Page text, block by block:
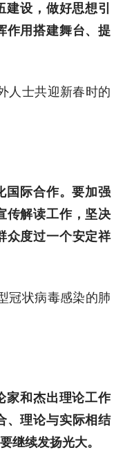
设，做好思想引
作用搭建舞台、提
人士共迎新春时的
国际合作。要加强
传解读工作，坚决
众度过一个安定祥
冠状病毒感染的肺
家和杰出理论工作
、理论与实际相结
继续发扬光大。